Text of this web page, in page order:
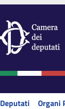
Deputati Organi